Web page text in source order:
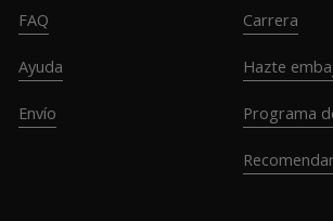
FAQ
Ayuda
Envío
Carrera
Hazte
Programa